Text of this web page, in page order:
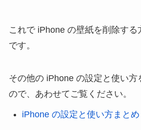
これで iPhone の壁紙を削除する
です。
その他の iPhone の設定と使い方
ので、あわせてご覧ください。
iPhone の設定と使い方まとめ